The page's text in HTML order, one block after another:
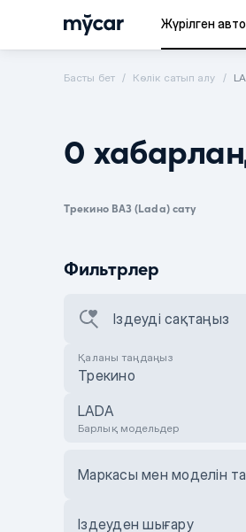
Жүрілген
Басты бет Көлік сатып алу
0
Трекино ВАЗ (Lada) сату
Фильтрлер
Іздеуді сақтаңыз
Қаланы таңдаңыз
Трекино
LADA
Барлық модельдер
Іздеуден шығару